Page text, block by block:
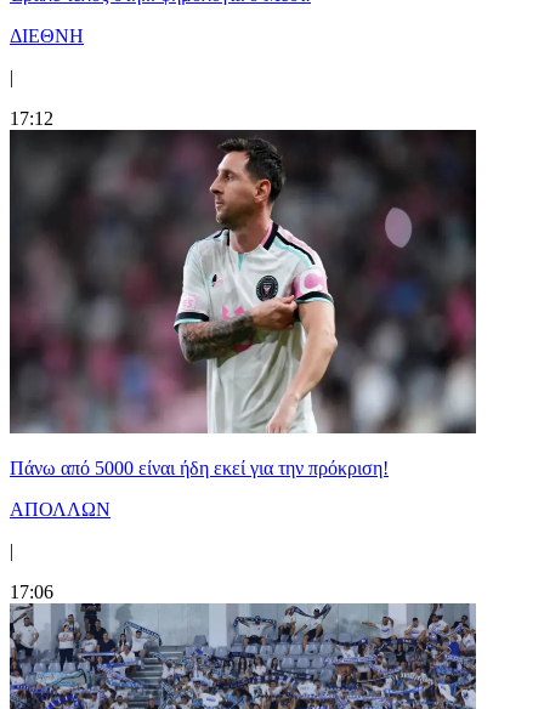
ΔΙΕΘΝΗ
|
17:12
Πάνω από 5000 είναι ήδη εκεί για την πρόκριση!
ΑΠΟΛΛΩΝ
|
17:06